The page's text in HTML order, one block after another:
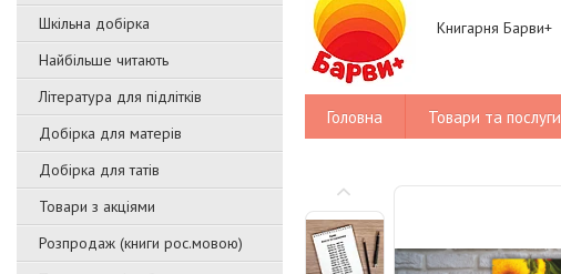
Шкільна добірка
Найбільше читають
Література для підлітків
Добірка для матерів
Добірка для татів
Товари з акціями
Розпродаж (книги рос.мовою)
Книгарня Барви+
Головна Товари та послуги